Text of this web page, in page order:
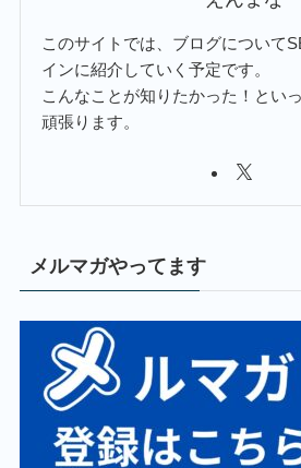
このサイトでは、ブログについて
インに紹介していく予定です。
こんなことが知りたかった！とい
頑張ります。
メルマガやってます